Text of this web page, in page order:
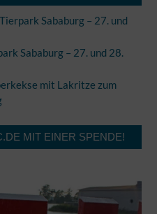
Sababurg – 27. und
Sababurg – 27. und 28.
mit Lakritze zum
MIT EINER SPENDE!